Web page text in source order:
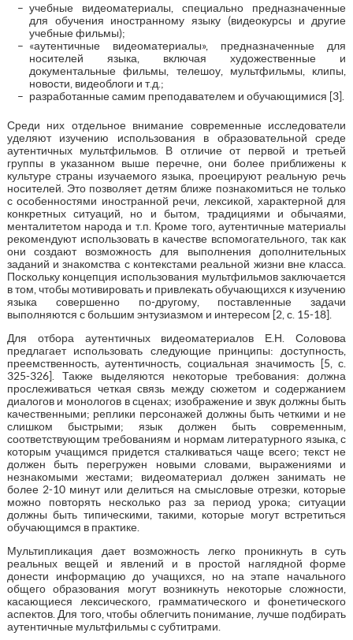
учебные видеоматериалы, специально предназначенные
для обучения иностранному языку (видеокурсы и другие
учебные фильмы);
«аутентичные видеоматериалы», предназначенные для
носителей языка, включая художественные и
документальные фильмы, телешоу, мультфильмы, клипы,
новости, видеоблоги и т.д.;
разработанные самим преподавателем и обучающимися [3].
Среди них отдельное внимание современные исследователи
уделяют изучению использования в образовательной среде
аутентичных мультфильмов. В отличие от первой и третьей
группы в указанном выше перечне, они более приближены к
культуре страны изучаемого языка, проецируют реальную речь
носителей. Это позволяет детям ближе познакомиться не только
с особенностями иностранной речи, лексикой, характерной для
конкретных ситуаций, но и бытом, традициями и обычаями,
менталитетом народа и т.п. Кроме того, аутентичные материалы
рекомендуют использовать в качестве вспомогательного, так как
они создают возможность для выполнения дополнительных
заданий и знакомства с контекстами реальной жизни вне класса.
Поскольку концепция использования мультфильмов заключается
в том, чтобы мотивировать и привлекать обучающихся к изучению
языка совершенно по-другому, поставленные задачи
выполняются с большим энтузиазмом и интересом [2, с. 15-18].
Для отбора аутентичных видеоматериалов Е.Н. Соловова
предлагает использовать следующие принципы: доступность,
преемственность, аутентичность, социальная значимость [5, с.
325-326]. Также выделяются некоторые требования: должна
прослеживаться четкая связь между сюжетом и содержанием
диалогов и монологов в сценах; изображение и звук должны быть
качественными; реплики персонажей должны быть четкими и не
слишком быстрыми; язык должен быть современным,
соответствующим требованиям и нормам литературного языка, с
которым учащимся придется сталкиваться чаще всего; текст не
должен быть перегружен новыми словами, выражениями и
незнакомыми жестами; видеоматериал должен занимать не
более 2-10 минут или делиться на смысловые отрезки, которые
можно повторять несколько раз за период урока; ситуации
должны быть типическими, такими, которые могут встретиться
обучающимся в практике.
Мультипликация дает возможность легко проникнуть в суть
реальных вещей и явлений и в простой наглядной форме
донести информацию до учащихся, но на этапе начального
общего образования могут возникнуть некоторые сложности,
касающиеся лексического, грамматического и фонетического
аспектов. Для того, чтобы облегчить понимание, лучше подбирать
аутентичные мультфильмы с субтитрами.